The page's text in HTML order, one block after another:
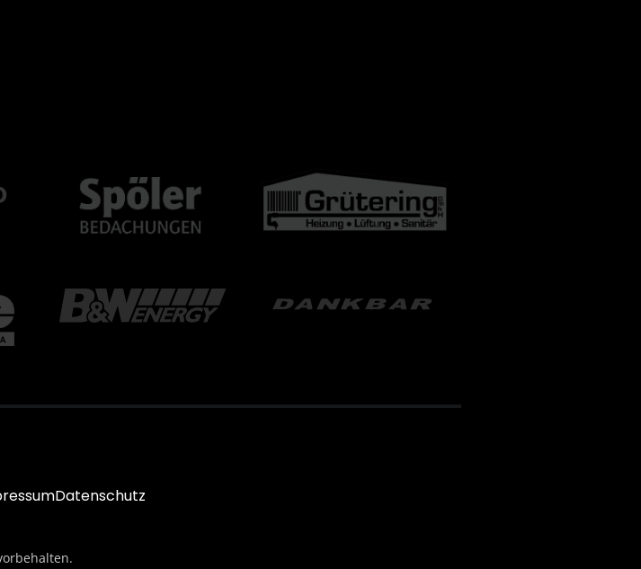
Datenschutz